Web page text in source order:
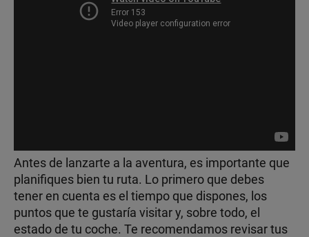
Antes de lanzarte a la aventura, es importante que
planifiques bien tu ruta. Lo primero que debes
tener en cuenta es el tiempo que dispones, los
puntos que te gustaría visitar y, sobre todo, el
estado de tu coche. Te recomendamos revisar tus